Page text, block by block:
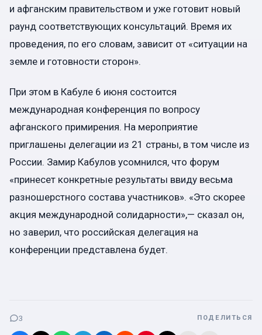
и афганским правительством и уже готовит новый
раунд соответствующих консультаций. Время их
проведения, по его словам, зависит от «ситуации на
земле и готовности сторон».
При этом в Кабуле 6 июня состоится
международная конференция по вопросу
афганского примирения. На мероприятие
приглашены делегации из 21 страны, в том числе из
России. Замир Кабулов усомнился, что форум
«принесет конкретные результаты ввиду весьма
разношерстного состава участников». «Это скорее
акция международной солидарности»,— сказал он,
но заверил, что российская делегация на
конференции представлена будет.
3 ПОДЕЛИТЬСЯ